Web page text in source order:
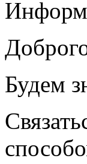
Будем